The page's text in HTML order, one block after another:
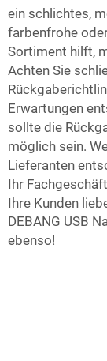
ein schlichtes,
farbenfrohe
Sortiment hilft,
Achten Sie
Erwartungen
sollte die
möglich sein.
Lieferanten
Ihr
Ihre Kunden
DEBANG USB
ebenso!